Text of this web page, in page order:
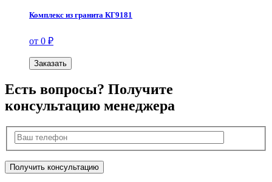
Комплекс из гранита КГ9181
от 0 ₽
Заказать
Есть вопросы? Получите
консультацию менеджера